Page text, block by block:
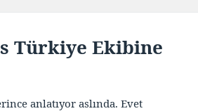
Türkiye Ekibine
anlatıyor aslında. Evet